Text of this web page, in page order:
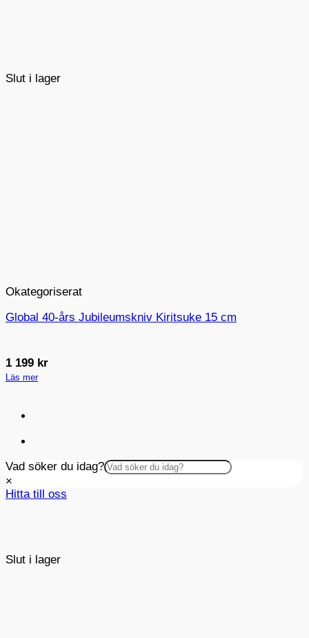
Slut i lager
Slut i lager
Okategoriserat
Global 40-års Jubileumskniv Kiritsuke 15 cm
1 199 kr
Läs mer
Vad söker du idag?
×
Hitta till oss